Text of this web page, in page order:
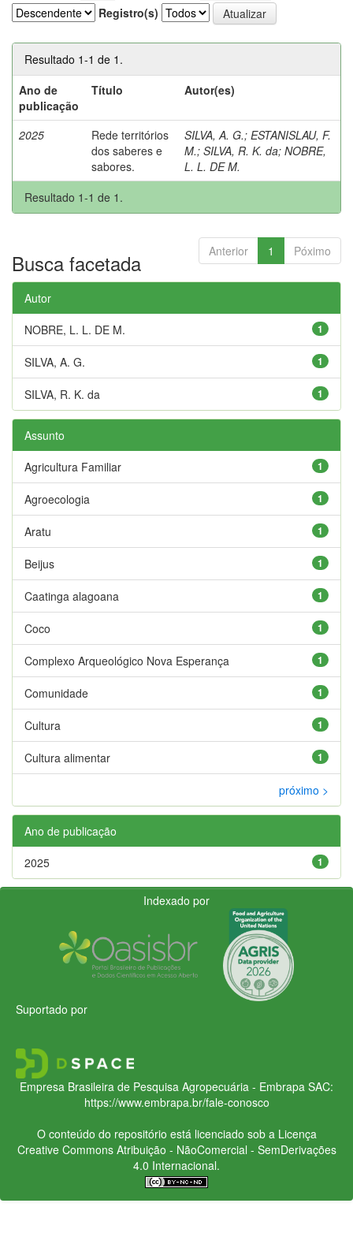
Registro(s)
Resultado 1-1 de 1.
Ano de
publicação
Título Autor(es)
2025
Rede territórios
dos saberes e
sabores.
SILVA, A. G.; ESTANISLAU, F.
M.; SILVA, R. K. da; NOBRE,
L. L. DE M.
Resultado 1-1 de 1.
Anterior 1 Póximo
Busca facetada
Autor
1
NOBRE, L. L. DE M.
1
SILVA, A. G.
1
SILVA, R. K. da
Assunto
1
Agricultura Familiar
1
Agroecologia
1
Aratu
1
Beijus
1
Caatinga alagoana
1
Coco
1
Complexo Arqueológico Nova Esperança
1
Comunidade
1
Cultura
1
Cultura alimentar
próximo >
Ano de publicação
1
2025
Indexado por
Suportado por
Empresa Brasileira de Pesquisa Agropecuária - Embrapa SAC:
https://www.embrapa.br/fale-conosco
O conteúdo do repositório está licenciado sob a Licença
Creative CommonsAtribuição - NãoComercial - SemDerivações
4.0 Internacional.